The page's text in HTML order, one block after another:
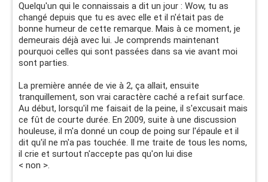
Quelqu'un qui le connaissais a dit un jour : Wow, tu as
changé depuis que tu es avec elle et il n'était pas de
bonne humeur de cette remarque. Mais à ce moment, je
demeurais déjà avec lui. Je comprends maintenant
pourquoi celles qui sont passées dans sa vie avant moi
sont parties.
La première année de vie à 2, ça allait, ensuite
tranquillement, son vrai caractère caché a refait surface.
Au début, lorsqu'il me faisait de la peine, il s'excusait mais
ce fût de courte durée. En 2009, suite à une discussion
houleuse, il m'a donné un coup de poing sur l'épaule et il
dit qu'il ne m'a pas touchée. Il me traite de tous les noms,
il crie et surtout n'accepte pas qu'on lui dise
< non >.